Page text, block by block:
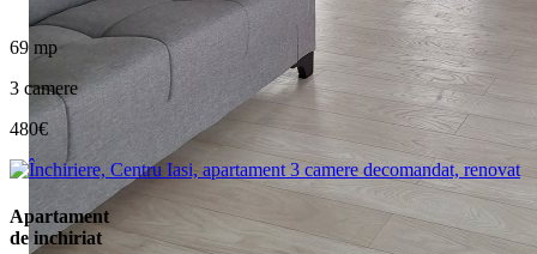
69 mp
3 camere
480€
Apartament
de inchiriat